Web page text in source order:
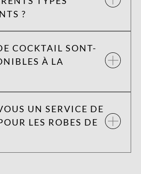
?
COCKTAIL SONT-
À LA
UN SERVICE DE
LES ROBES DE